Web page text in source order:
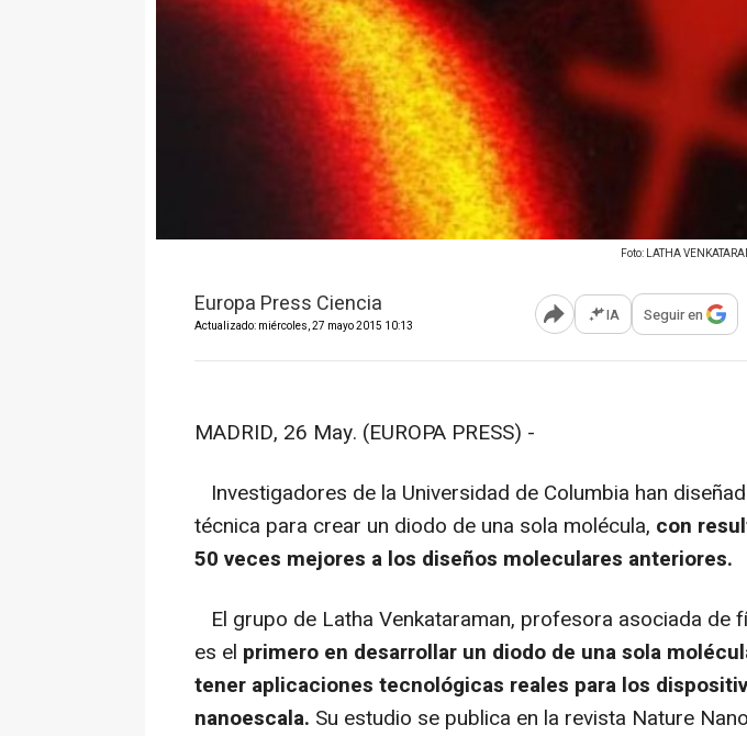
Foto: LATHA
Europa Press Ciencia
Actualizado: miércoles, 27 mayo 2015 10:13 Abrir opciones para compartir
IA Seguir en
MADRID, 26 May. (EUROPA PRESS) -
Investigadores de la Universidad de Columbia han
técnica para crear un diodo de una sola molécula, con
50 veces mejores a los diseños moleculares anteriores.
El grupo de Latha Venkataraman, profesora asociada de
es el primero en desarrollar un diodo de una sola
tener aplicaciones tecnológicas reales para los
nanoescala. Su estudio se publica en la revista Nature